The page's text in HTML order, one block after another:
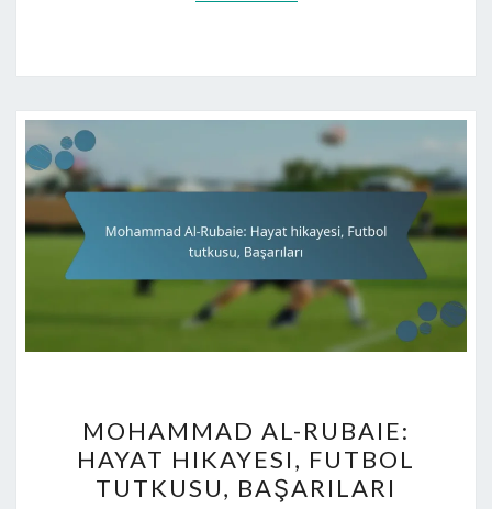
AL-
RUBAIE:
HAYAT
MOHAMMAD AL-RUBAIE:
HAYAT HIKAYESI, FUTBOL
TUTKUSU, BAŞARILARI